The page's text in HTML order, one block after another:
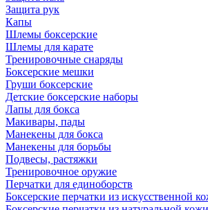
Защита рук
Капы
Шлемы боксерские
Шлемы для карате
Тренировочные снаряды
Боксерские мешки
Груши боксерские
Детские боксерские наборы
Лапы для бокса
Макивары, пады
Манекены для бокса
Манекены для борьбы
Подвесы, растяжки
Тренировочное оружие
Перчатки для единоборств
Боксерские перчатки из искусственной